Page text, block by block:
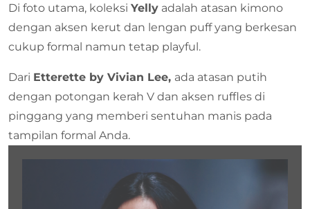
Di foto utama, koleksi Yelly adalah atasan kimono
dengan aksen kerut dan lengan puff yang berkesan
cukup formal namun tetap playful.
Dari Etterette by Vivian Lee, ada atasan putih
dengan potongan kerah V dan aksen ruffles di
pinggang yang memberi sentuhan manis pada
tampilan formal Anda.